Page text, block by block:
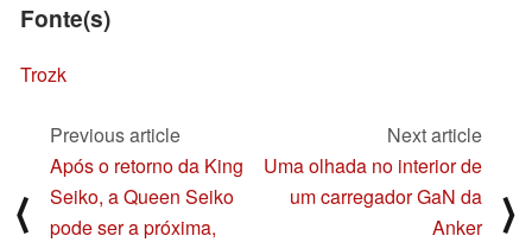
Fonte(s)
Trozk
⟨
Previous article
Após o retorno da King
Seiko, a Queen Seiko
pode ser a próxima,
Next article
Uma olhada no interior de
um carregador GaN da
Anker
⟩